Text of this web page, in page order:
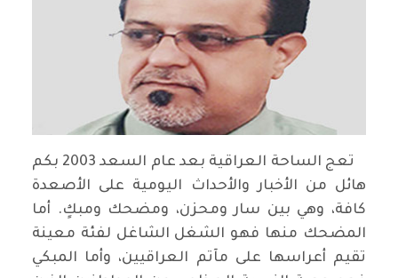
تعج الساحة العراقية بعد عام السعد 2003 بكم
هائل من الأخبار والأحداث اليومية على الأصعدة
كافة، وهي بين سار ومحزن، ومضحك ومبكٍ. أما
المضحك منها فهو الشغل الشاغل لفئة معينة
تقيم أعراسها على مآتم العراقيين، وأما المبكي